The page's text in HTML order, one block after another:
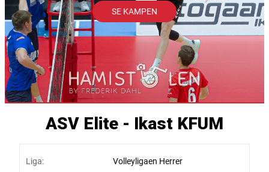
SE KAMPEN
ASV Elite - Ikast KFUM
Liga: Volleyligaen Herrer